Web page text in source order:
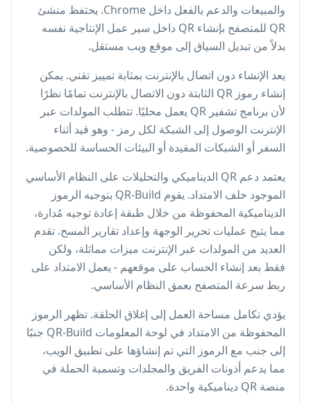
والمبيعات والدعم بالفعل داخل Chrome. يحتفظ منشئ
QR للمتصفح بإنشاء QR داخل سير عمل الإنتاجية نفسه
بدلاً من تبديل السياق إلى موقع ويب مستقل.
يعد الإنشاء دون اتصال بالإنترنت بمثابة تمييز تقني. يمكن
إنشاء رموز QR الثابتة دون الاتصال بالإنترنت تمامًا نظرًا
لأن برنامج تشفير QR يعمل محليًا. تتطلب المولدات عبر
الإنترنت الوصول إلى الشبكة لكل رمز - وهو قيد أثناء
السفر أو الشبكات المقيدة أو البيئات الحساسة للخصوصية.
يعتمد دعم QR الديناميكي والتحليلات على النظام الأساسي
الموجود خلف الامتداد. يقوم QR-Build بتوجيه الرموز
الديناميكية المحفوظة من خلال طبقة إعادة توجيه مُدارة،
مما يتيح عمليات تحرير الوجهة وإعداد تقارير المسح. تقدم
العديد من المولدات عبر الإنترنت ميزات مماثلة، ولكن
فقط بعد إنشاء الحساب على موقعهم - يعمل الامتداد على
ربط سرعة المتصفح بعمق النظام الأساسي.
يؤدي تكامل مساحة العمل إلى إغلاق الحلقة. تظهر الرموز
المحفوظة من الامتداد في لوحة المعلومات QR-Build جنبًا
إلى جنب مع الرموز التي تم إنشاؤها على تطبيق الويب،
مما يدعم أذونات الفريق والمجلدات وتسمية الحملة في
منصة QR ديناميكية واحدة.